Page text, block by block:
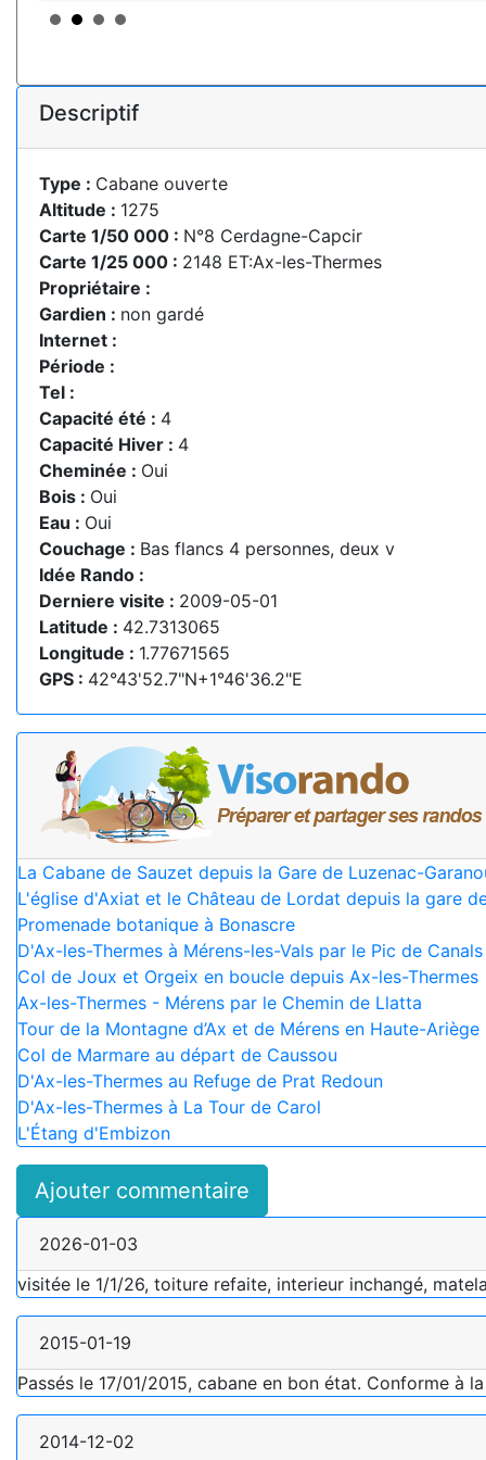
Descriptif
Type : Cabane ouverte
Altitude : 1275
Carte 1/50 000 : N°8 Cerdagne-Capcir
Carte 1/25 000 : 2148 ET:Ax-les-Thermes
Propriétaire :
Gardien : non gardé
Internet :
Période :
Tel :
Capacité été : 4
Capacité Hiver : 4
Cheminée : Oui
Bois : Oui
Eau : Oui
Couchage : Bas flancs 4 personnes, deux v
Idée Rando :
Derniere visite : 2009-05-01
Latitude : 42.7313065
Longitude : 1.77671565
GPS : 42°43'52.7"N+1°46'36.2"E
La Cabane de Sauzet depuis la Gare de Luzenac-
L'église d'Axiat et le Château de Lordat depuis la gare
Promenade botanique à Bonascre
D'Ax-les-Thermes à Mérens-les-Vals par le Pic de Canals
Col de Joux et Orgeix en boucle depuis Ax-les-Thermes
Ax-les-Thermes - Mérens par le Chemin de Llatta
Tour de la Montagne d’Ax et de Mérens en Haute-Ariège
Col de Marmare au départ de Caussou
D'Ax-les-Thermes au Refuge de Prat Redoun
D'Ax-les-Thermes à La Tour de Carol
L'Étang d'Embizon
Ajouter commentaire
2026-01-03
visitée le 1/1/26, toiture refaite, interieur inchangé,
2015-01-19
Passés le 17/01/2015, cabane en bon état. Conforme à
2014-12-02